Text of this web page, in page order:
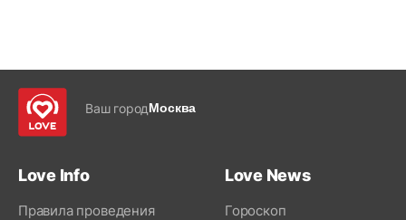
Ваш городМосква
Love Info
Правила проведения
Love News
Гороскоп